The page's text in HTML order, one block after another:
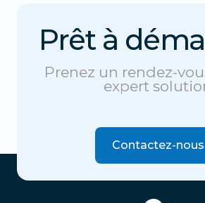
Prêt à
Prenez un rendez-
expert
Contactez-nous
Contactez-nous